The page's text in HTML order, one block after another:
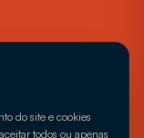
do site e cookies
todos ou apenas